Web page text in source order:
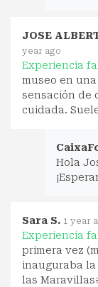
JOSE
year ago
Experiencia
museo en
sensación de
cuidada.
Hola
Sara S. 1 year
Experiencia
primera vez
inauguraba la
las